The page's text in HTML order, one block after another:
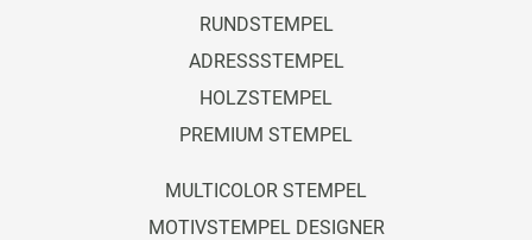
RUNDSTEMPEL
ADRESSSTEMPEL
HOLZSTEMPEL
PREMIUM STEMPEL
MULTICOLOR STEMPEL
MOTIVSTEMPEL DESIGNER